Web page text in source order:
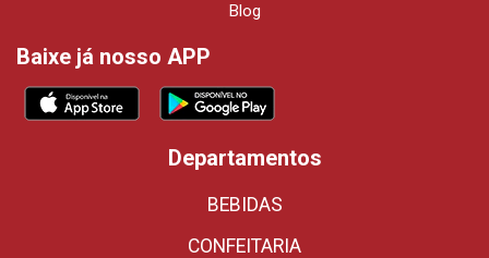
Blog
Baixe já nosso APP
Departamentos
BEBIDAS
CONFEITARIA